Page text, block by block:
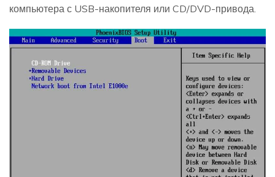
компьютера с USB-накопителя или CD/DVD-привода.